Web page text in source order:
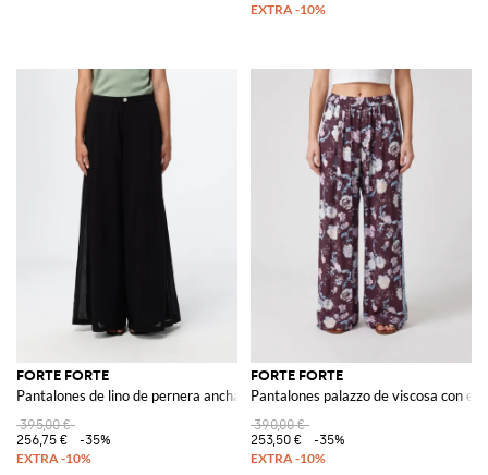
FORTE FORTE
Pantalones de lino de pernera ancha
395,00 €
256,75 €
-35%
FORTE FORTE
Pantalones palazzo de viscosa con
390,00 €
253,50 €
-35%